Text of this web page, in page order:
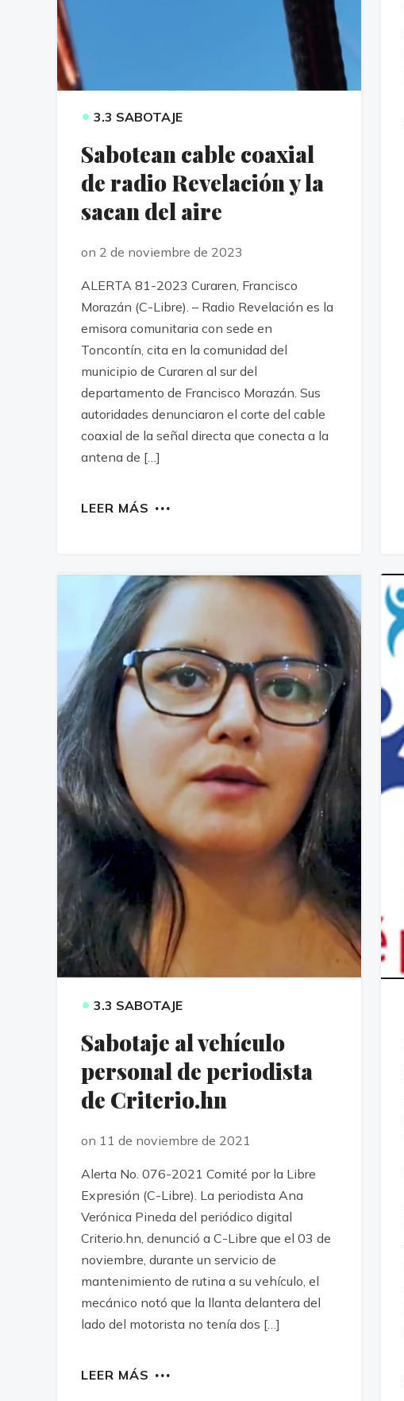
• 3.3 SABOTAJE
Sabotean cable coaxial
de radio Revelación y la
sacan del aire
on 2 de noviembre de 2023
ALERTA 81-2023 Curaren, Francisco
Morazán (C-Libre). – Radio Revelación es la
emisora comunitaria con sede en
Toncontín, cita en la comunidad del
municipio de Curaren al sur del
departamento de Francisco Morazán. Sus
autoridades denunciaron el corte del cable
coaxial de la señal directa que conecta a la
antena de […]
LEER MÁS
• 3.3 SABOTAJE
Sabotaje al vehículo
personal de periodista
de Criterio.hn
on 11 de noviembre de 2021
Alerta No. 076-2021 Comité por la Libre
Expresión (C-Libre). La periodista Ana
Verónica Pineda del periódico digital
Criterio.hn, denunció a C-Libre que el 03 de
noviembre, durante un servicio de
mantenimiento de rutina a su vehículo, el
mecánico notó que la llanta delantera del
lado del motorista no tenía dos […]
LEER MÁS